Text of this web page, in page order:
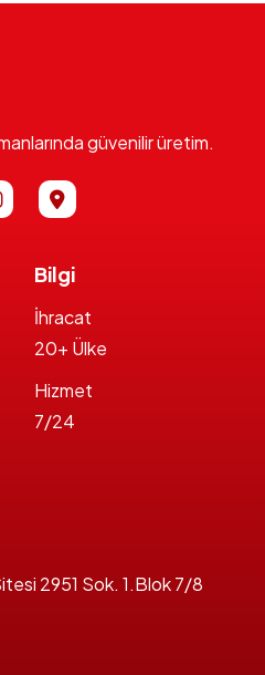
güvenilir üretim.
Bilgi
İhracat
20+ Ülke
Hizmet
7/24
2951 Sok. 1.Blok 7/8